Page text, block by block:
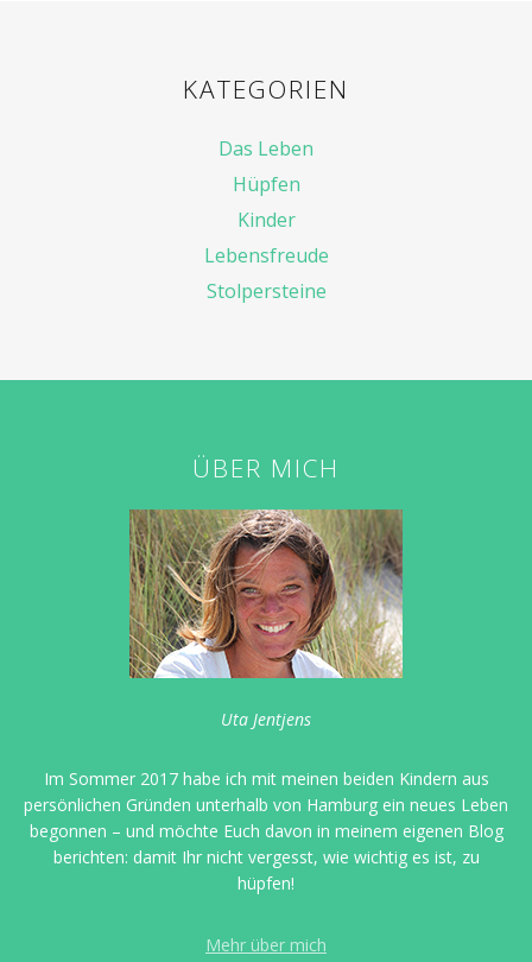
KATEGORIEN
Das Leben
Hüpfen
Kinder
Lebensfreude
Stolpersteine
ÜBER MICH
Uta Jentjens
Im Sommer 2017 habe ich mit meinen beiden Kindern aus
persönlichen Gründen unterhalb von Hamburg ein neues Leben
begonnen – und möchte Euch davon in meinem eigenen Blog
berichten: damit Ihr nicht vergesst, wie wichtig es ist, zu
hüpfen!
Mehr über mich